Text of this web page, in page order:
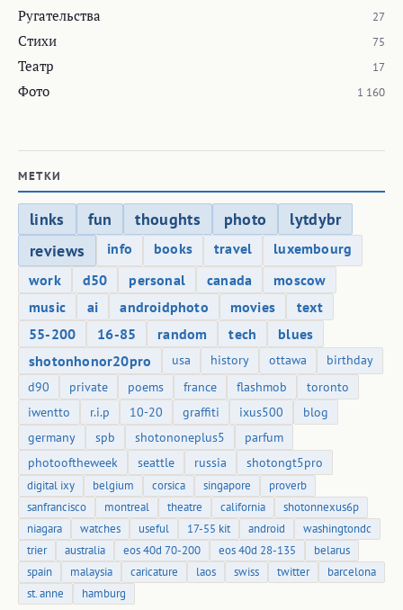
Ругательства 27
Стихи 75
Театр 17
Фото 1 160
МЕТКИ
links fun thoughts photo
lytdybr
reviews
info books travel
luxembourg
work
d50 personal canada
moscow
music
ai androidphoto movies
text
55-200
16-85 random tech
blues
shotonhonor20pro
usa history ottawa
birthday
d90
private poems france flashmob
toronto
iwentto
r.i.p 10-20 graffiti ixus500
blog
germany
spb shotononeplus5
parfum
photooftheweek
seattle russia shotongt5pro
digital ixy belgium corsica singapore
proverb
sanfrancisco
montreal theatre california
shotonnexus6p
niagara
watches useful 17-55 kit android
washingtondc
trier
australia eos 40d 70-200 eos 40d 28-135
belarus
spain
malaysia caricature laos swiss twitter
barcelona
st. anne
hamburg